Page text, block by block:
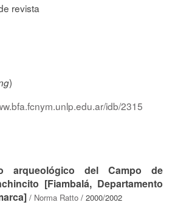
revista
)
idb/2315
arqueológico del Campo de
[Fiambalá, Departamento
/ Norma Ratto / 2000/2002